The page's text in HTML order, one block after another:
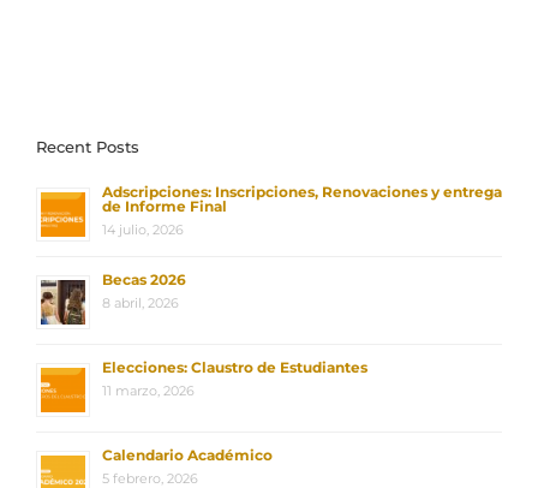
Recent Posts
Adscripciones: Inscripciones, Renovaciones y entrega
de Informe Final
14 julio, 2026
Becas 2026
8 abril, 2026
Elecciones: Claustro de Estudiantes
11 marzo, 2026
Calendario Académico
5 febrero, 2026